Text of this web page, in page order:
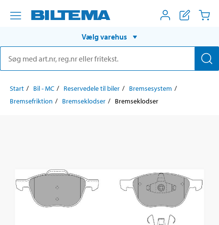
Vælg varehus
Start Bil - MC Reservedele til biler
Bremsesystem
Bremsefriktion
Bremseklodser Bremseklodser